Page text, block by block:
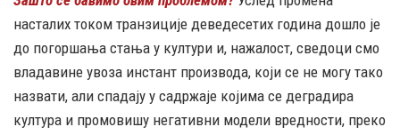
насталих током транзиције деведесетих година дошло је
до погоршања стања у култури и, нажалост, сведоци смо
владавине увоза инстант производа, који се не могу тако
назвати, али спадају у садржаје којима се деградира
култура и промовишу негативни модели вредности, преко